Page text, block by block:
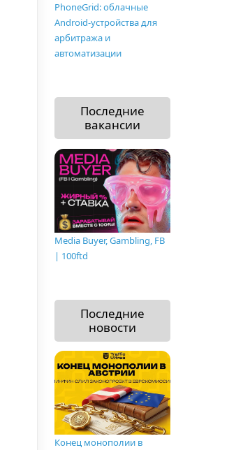
PhoneGrid: облачные
Android-устройства для
арбитража и
автоматизации
Последние
вакансии
Media Buyer, Gambling, FB
| 100ftd
Последние
новости
Конец монополии в